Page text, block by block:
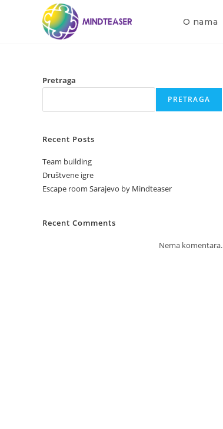
O nama
Pretraga
PRETRAGA
Recent Posts
Team building
Društvene igre
Escape room Sarajevo by Mindteaser
Recent Comments
Nema komentara.